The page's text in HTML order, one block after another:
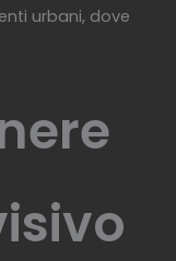
urbani, dove